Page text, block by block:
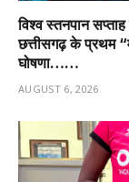
विश्व स्तनपान
छत्तीसगढ़ के प्रथम
घोषणा……
AUGUST 6, 2026